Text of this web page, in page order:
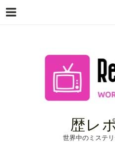
歴レ
世界中のミステ
Menu